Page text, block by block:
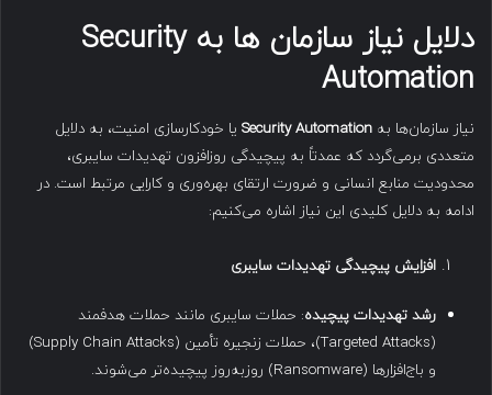
دلایل نیاز سازمان ها به Security
Automation
نیاز سازمان‌ها به Security Automation یا خودکارسازی امنیت، به دلایل
متعددی برمی‌گردد که عمدتاً به پیچیدگی روزافزون تهدیدات سایبری،
محدودیت منابع انسانی و ضرورت ارتقای بهره‌وری و کارایی مرتبط است. در
ادامه به دلایل کلیدی این نیاز اشاره می‌کنیم:
افزایش پیچیدگی تهدیدات سایبری
رشد تهدیدات پیچیده: حملات سایبری مانند حملات هدفمند
(Targeted Attacks)، حملات زنجیره تأمین (Supply Chain Attacks)
و باج‌افزارها (Ransomware) روزبه‌روز پیچیده‌تر می‌شوند.